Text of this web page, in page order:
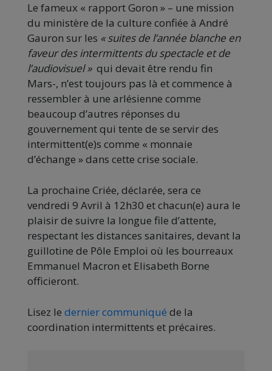
Le fameux « rapport Goron » – une mission
du ministère de la culture confiée à André
Gauron sur les « suites de l’année blanche en
faveur des intermittents du spectacle et de
l’audiovisuel »qui devait être rendu fin
Mars-, n’est toujours pas là et commence à
ressembler à une arlésienne comme
beaucoup d’autres réponses du
gouvernement qui tente de se servir des
intermittent(e)s comme « monnaie
d’échange » dans cette crise sociale.
La prochaine Criée, déclarée, sera ce
vendredi 9 Avril à 12h30 et chacun(e) aura le
plaisir de suivre la longue file d’attente,
respectant les distances sanitaires, devant la
guillotine de Pôle Emploi où les bourreaux
Emmanuel Macron et Elisabeth Borne
officieront.
Lisez le dernier communiqué de la
coordination intermittents et précaires.